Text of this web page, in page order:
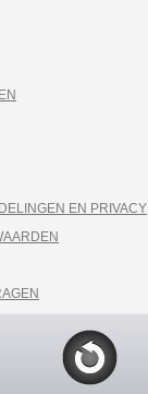
EN PRIVACY